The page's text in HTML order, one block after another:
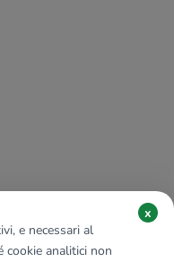
e necessari al
analitici non
x